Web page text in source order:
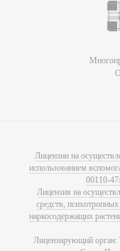
Лицензии на
использованием
00110-
Лицензия на
средств,
наркосодержащих
Лицензирующий орган: